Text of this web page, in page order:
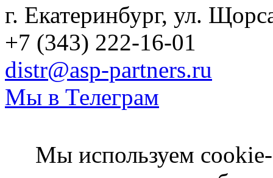
г. Екатеринбург, ул.
+7 (343) 222-16-01
distr@asp-partners.ru
Мы в Телеграм
Мы используем